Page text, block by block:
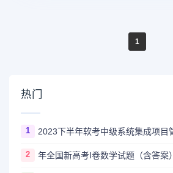
1
热门
1
2 年全国新高考I卷数学试题（含答案）